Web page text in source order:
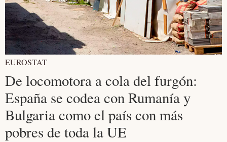
EUROSTAT
De locomotora a cola del furgón:
España se codea con Rumanía y
Bulgaria como el país con más
pobres de toda la UE